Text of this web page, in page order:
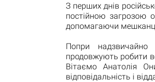
З перших днів
постійною загрозою
допомагаючи
Попри надзвичайно
продовжують робити
Вітаємо Анатолія
відповідальність і